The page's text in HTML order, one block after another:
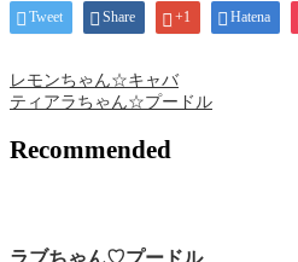
Tweet Share +1 Hatena
レモンちゃん☆キャバ
ティアラちゃん☆プードル
Recommended